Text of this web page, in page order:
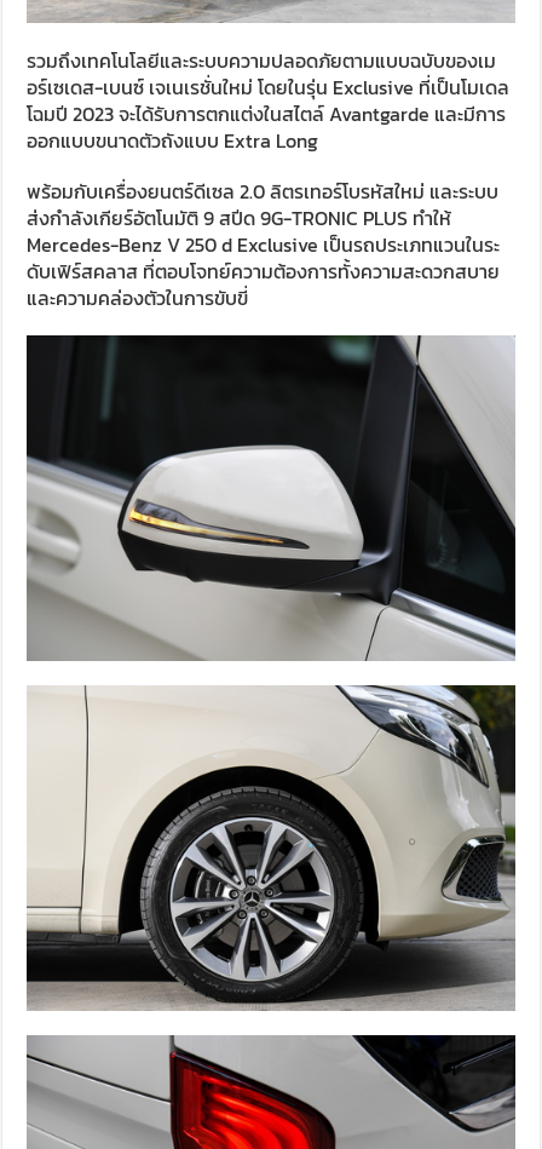
รวมถึงเทคโนโลยีและระบบความปลอดภัยตามแบบฉบับของเม
อร์เซเดส-เบนซ์ เจเนเรชั่นใหม่ โดยในรุ่น Exclusive ที่เป็นโมเดล
โฉมปี 2023 จะได้รับการตกแต่งในสไตล์ Avantgarde และมีการ
ออกแบบขนาดตัวถังแบบ Extra Long
พร้อมกับเครื่องยนตร์ดีเซล 2.0 ลิตรเทอร์โบรหัสใหม่ และระบบ
ส่งกำลังเกียร์อัตโนมัติ 9 สปีด 9G-TRONIC PLUS ทำให้
Mercedes-Benz V 250 d Exclusive เป็นรถประเภทแวนในระ
ดับเฟิร์สคลาส ที่ตอบโจทย์ความต้องการทั้งความสะดวกสบาย
และความคล่องตัวในการขับขี่